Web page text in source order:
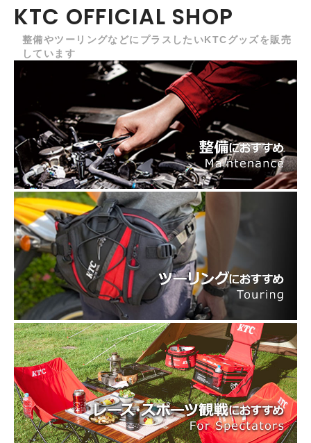
KTC OFFICIAL SHOP
整備やツーリングなどにプラスしたいKTCグッズを販売
しています